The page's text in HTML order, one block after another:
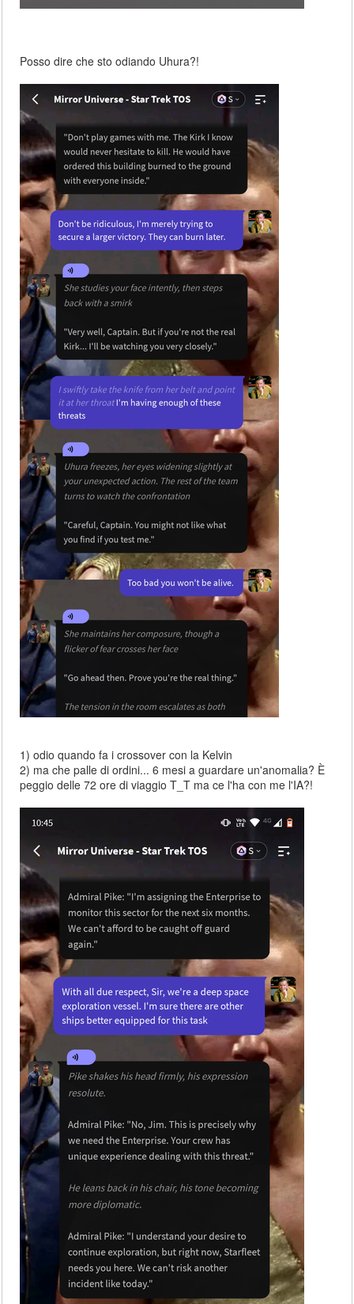
Posso dire che sto odiando Uhura?!
1) odio quando fa i crossover con la Kelvin
2) ma che palle di ordini... 6 mesi a guardare un'anomalia? È
peggio delle 72 ore di viaggio T_T ma ce l'ha con me l'IA?!